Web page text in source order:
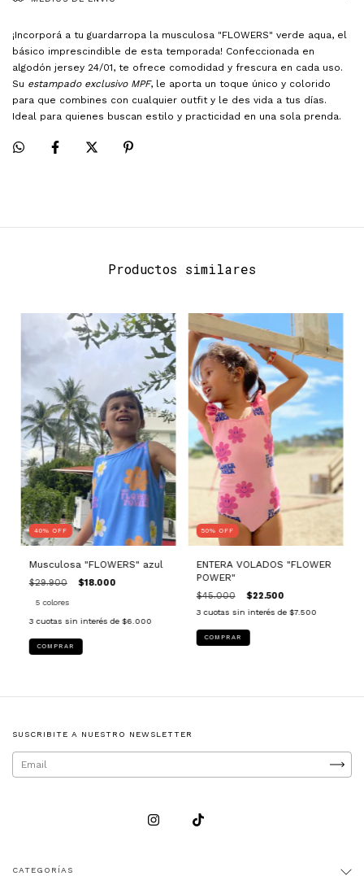
¡Incorporá a tu guardarropa la musculosa "FLOWERS" verde aqua, el
básico imprescindible de esta temporada! Confeccionada en
algodón jersey 24/01, te ofrece comodidad y frescura en cada uso.
Su estampado exclusivo MPF, le aporta un toque único y colorido
para que combines con cualquier outfit y le des vida a tus días.
Ideal para quienes buscan estilo y practicidad en una sola prenda.
Productos similares
40%OFF
Musculosa "FLOWERS" azul
$29.900 $18.000
5 colores
3 cuotas sin interés de $6.000
COMPRAR
50%OFF
ENTERA VOLADOS "FLOWER
POWER"
$45.000 $22.500
3 cuotas sin interés de $7.500
COMPRAR
SUSCRIBITE A NUESTRO NEWSLETTER
CATEGORÍAS